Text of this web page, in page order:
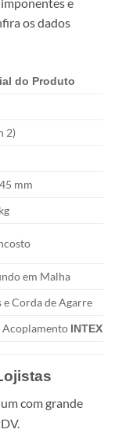
os dados
do Produto
2)
mm
em Malha
e Corda de Agarre
Acoplamento INTEX
com grande